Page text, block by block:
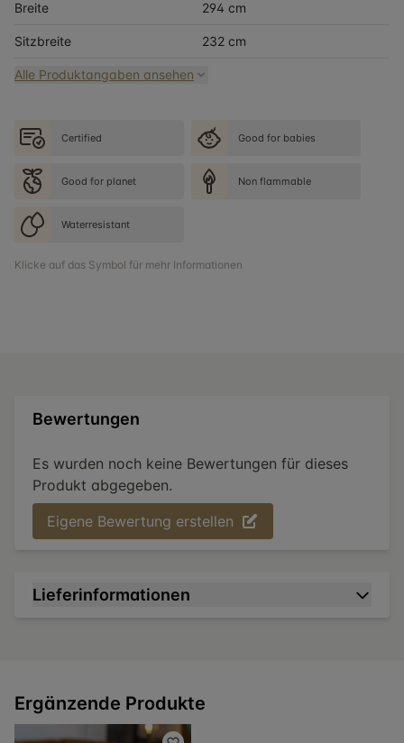
Breite 294 cm
Sitzbreite 232 cm
Alle Produktangaben ansehen
Certified Good for babies
Good for planet Non flammable
Waterresistant
Klicke auf das Symbol für mehr Informationen
Bewertungen
Es wurden noch keine Bewertungen für dieses
Produkt abgegeben.
Eigene Bewertung erstellen
Lieferinformationen
Ergänzende Produkte